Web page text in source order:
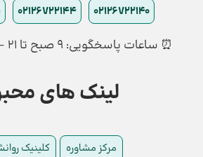
02126722140
02126722144
⏰ ساعات پاسخگویی: ۹ صبح تا ۲۱ - حتی ایام تعطیل
لینک های
مرکز مشاوره کلینیک